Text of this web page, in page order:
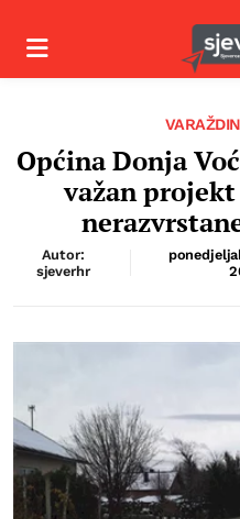
Izbornik
Općina Donja
važan
Autor:
sjeverhr